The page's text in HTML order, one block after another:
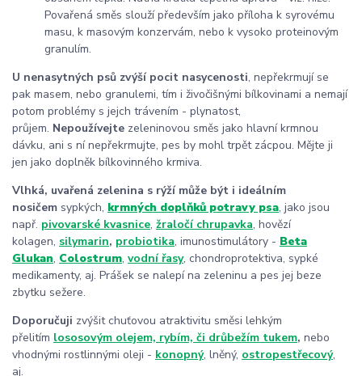
Povařená směs slouží především jako příloha k syrovému
masu, k masovým konzervám, nebo k vysoko proteinovým
granulím.
U nenasytných psů zvýší pocit nasycenosti, nepřekrmují se
pak masem, nebo granulemi, tím i živočišnými bílkovinami a nemají
potom problémy s jejch trávením - plynatost,
průjem. Nepoužívejte zeleninovou směs jako hlavní krmnou
dávku, ani s ní nepřekrmujte, pes by mohl trpět zácpou. Mějte ji
jen jako doplněk bílkovinného krmiva.
Vlhká, uvařená zelenina s rýží může být i ideálním
nosičem sypkých, krmných doplňků potravy psa, jako jsou
např. pivovarské kvasnice, žraločí chrupavka, hovězí
kolagen, silymarin, probiotika, imunostimulátory - Beta
Glukan, Colostrum, vodní řasy, chondroprotektiva, sypké
medikamenty, aj. Prášek se nalepí na zeleninu a pes jej beze
zbytku sežere.
Doporučuji zvýšit chuťovou atraktivitu směsi lehkým
přelitím lososovým olejem, rybím, či drůbežím tukem, nebo
vhodnými rostlinnými oleji - konopný, lněný, ostropestřecový,
aj.